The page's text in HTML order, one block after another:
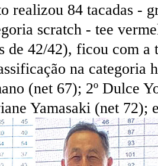
realizou 84 tacadas -
scratch - tee
de 42/42), ficou com a
na categoria
(net 67); 2º Dulce
Yamasaki (net 72);